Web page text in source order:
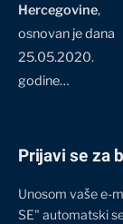
Hercegovine,
osnovan je dana
25.05.2020.
godine…
Prijavi se za
Unosom vaše e-
SE" automatski